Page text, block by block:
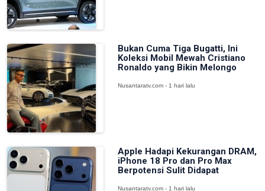
Bukan Cuma Tiga Bugatti, Ini
Koleksi Mobil Mewah Cristiano
Ronaldo yang Bikin Melongo
Nusantaratv.com - 1 hari lalu
Apple Hadapi Kekurangan DRAM,
iPhone 18 Pro dan Pro Max
Berpotensi Sulit Didapat
Nusantaratv.com - 1 hari lalu